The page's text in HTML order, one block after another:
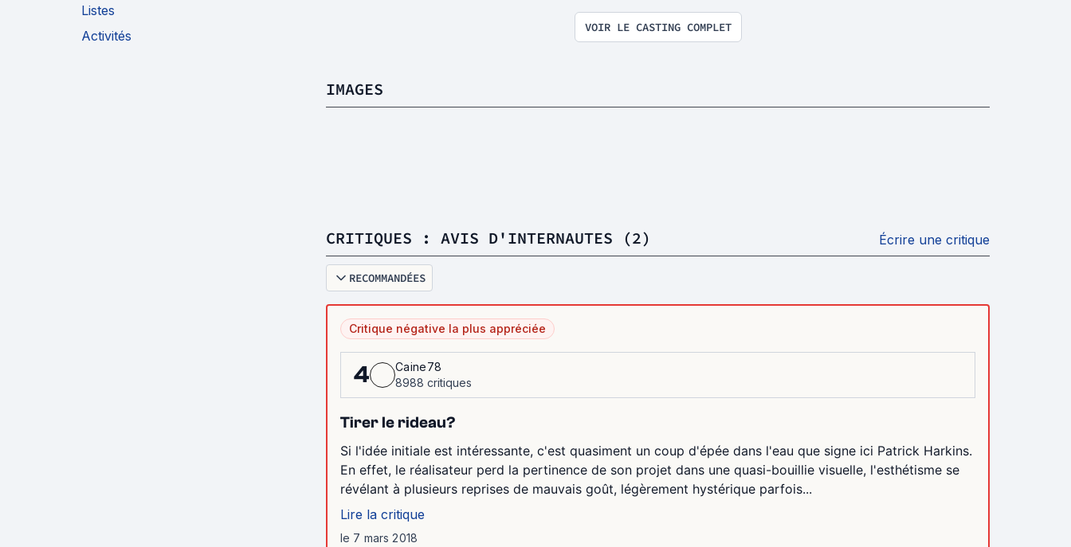
Listes
Activités
VOIR LE CASTING COMPLET
IMAGES
CRITIQUES : AVIS D'INTERNAUTES (2) Écrire une critique
RECOMMANDÉES
Critique négative la plus appréciée
4
Caine78
8988 critiques
Tirer le rideau?
Si l'idée initiale est intéressante, c'est quasiment un coup d'épée dans l'eau que signe ici Patrick Harkins.
En effet, le réalisateur perd la pertinence de son projet dans une quasi-bouillie visuelle, l'esthétisme se
révélant à plusieurs reprises de mauvais goût, légèrement hystérique parfois...
Lire la critique
le 7 mars 2018